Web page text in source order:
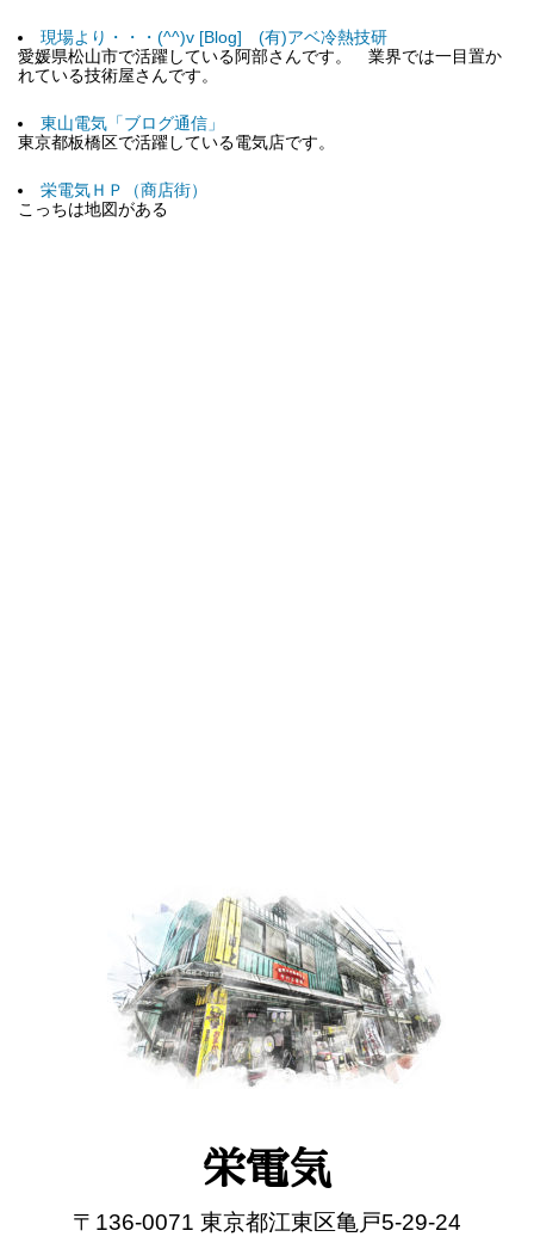
現場より・・・(^^)v [Blog] (有)アベ冷熱技研
愛媛県松山市で活躍している阿部さんです。 業界では一目置か
れている技術屋さんです。
東山電気「ブログ通信」
東京都板橋区で活躍している電気店です。
栄電気ＨＰ（商店街）
こっちは地図がある
栄電気
〒136-0071 東京都江東区亀戸5-29-24